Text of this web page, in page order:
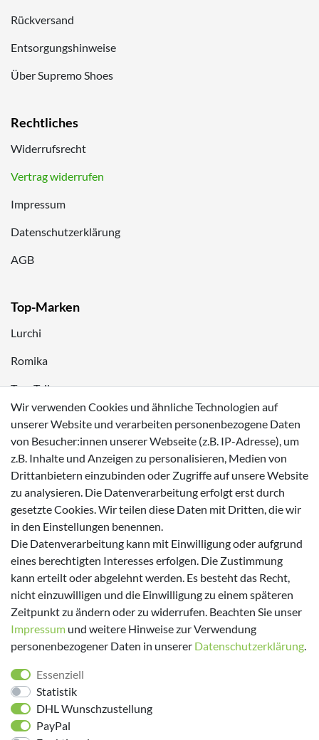
Rückversand
Entsorgungshinweise
Über Supremo Shoes
Rechtliches
Widerrufsrecht
Vertrag widerrufen
Impressum
Datenschutzerklärung
AGB
Top-Marken
Lurchi
Romika
Tom Tailor
Zahlungsmöglichkeiten
Versanddienstleister
Folge uns!
Wir verwenden Cookies und ähnliche Technologien auf
unserer Website und verarbeiten personenbezogene Daten
von Besucher:innen unserer Webseite (z.B. IP-Adresse), um
z.B. Inhalte und Anzeigen zu personalisieren, Medien von
Drittanbietern einzubinden oder Zugriffe auf unsere Website
zu analysieren. Die Datenverarbeitung erfolgt erst durch
gesetzte Cookies. Wir teilen diese Daten mit Dritten, die wir
in den Einstellungen benennen.
Die Datenverarbeitung kann mit Einwilligung oder aufgrund
eines berechtigten Interesses erfolgen. Die Zustimmung
kann erteilt oder abgelehnt werden. Es besteht das Recht,
nicht einzuwilligen und die Einwilligung zu einem späteren
Zeitpunkt zu ändern oder zu widerrufen. Beachten Sie unser
Impressum und weitere Hinweise zur Verwendung
personenbezogener Daten in unserer Daten­schutz­erklärung.
Essenziell
Statistik
DHL Wunschzustellung
PayPal